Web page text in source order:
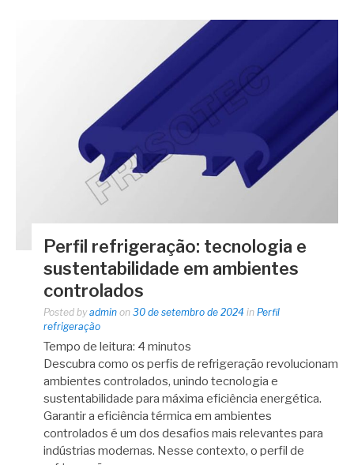
Perfil refrigeração: tecnologia e
sustentabilidade em ambientes
controlados
Posted by admin on 30 de setembro de 2024 in Perfil
refrigeração
Tempo de leitura: 4 minutos
Descubra como os perfis de refrigeração revolucionam
ambientes controlados, unindo tecnologia e
sustentabilidade para máxima eficiência energética.
Garantir a eficiência térmica em ambientes
controlados é um dos desafios mais relevantes para
indústrias modernas. Nesse contexto, o perfil de